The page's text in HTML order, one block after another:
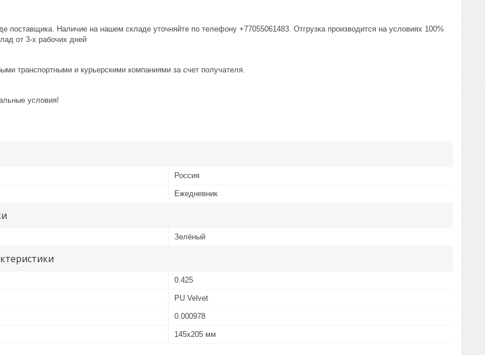
поставщика. Наличие на нашем складе уточняйте по телефону +77055061483. Отгрузка производится на условиях 100%
от 3-x рабочих дней
транспортными и курьерскими компаниями за счет получателя.
условия!
Россия
Ежедневник
Зелёный
0.425
PU Velvet
0.000978
145x205 мм